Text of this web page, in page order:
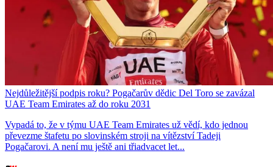
Nejdůležitější podpis roku? Pogačarův dědic Del Toro se zavázal
UAE Team Emirates až do roku 2031
Vypadá to, že v týmu UAE Team Emirates už vědí, kdo jednou
převezme štafetu po slovinském stroji na vítězství Tadeji
Pogačarovi. A není mu ještě ani třiadvacet let...